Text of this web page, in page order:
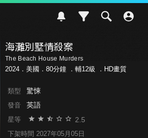
海灘別墅情殺案
The Beach House Murders
2024．美國．80分鐘 ． 輔12級 ．HD畫質
類型 驚悚
發音 英語
星等 2.5
下架時間 2027年05月05日